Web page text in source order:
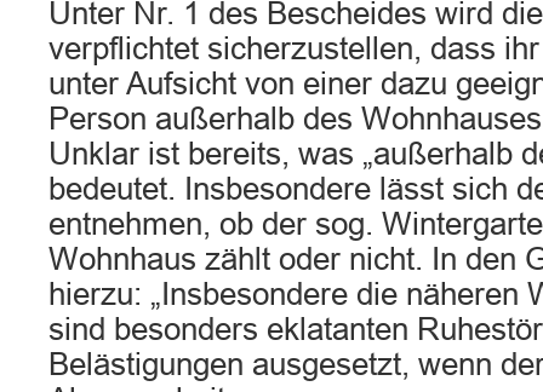
Unter Nr. 1 des Bescheides wird
verpflichtet sicherzustellen, dass ihr
unter Aufsicht von einer dazu
Person außerhalb des
Unklar ist bereits, was „außerhalb
bedeutet. Insbesondere lässt sich
entnehmen, ob der sog.
Wohnhaus zählt oder nicht. In den
hierzu: „Insbesondere die näheren
sind besonders eklatanten
Belästigungen ausgesetzt, wenn